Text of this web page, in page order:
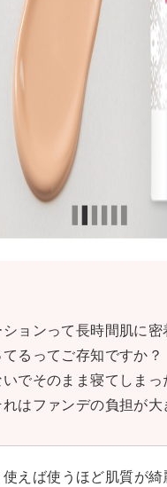
ョンって長時間肌に
るってご存知ですか？
でそのまま寝てしま
はファンデの負担が大
使えば使うほど肌質が綺